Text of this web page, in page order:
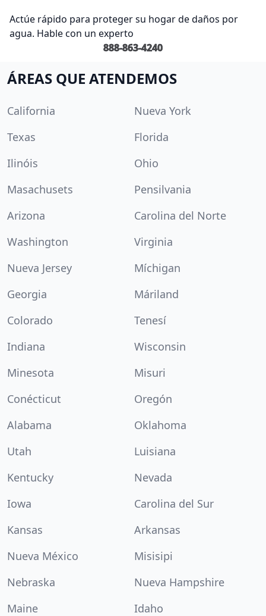
Actúe rápido para proteger su hogar de daños por
agua. Hable con un experto
888-863-4240
ÁREAS QUE ATENDEMOS
California
Nueva York
Texas
Florida
Ilinóis
Ohio
Masachusets
Pensilvania
Arizona
Carolina del Norte
Washington
Virginia
Nueva Jersey
Míchigan
Georgia
Máriland
Colorado
Tenesí
Indiana
Wisconsin
Minesota
Misuri
Conécticut
Oregón
Alabama
Oklahoma
Utah
Luisiana
Kentucky
Nevada
Iowa
Carolina del Sur
Kansas
Arkansas
Nueva México
Misisipi
Nebraska
Nueva Hampshire
Maine
Idaho